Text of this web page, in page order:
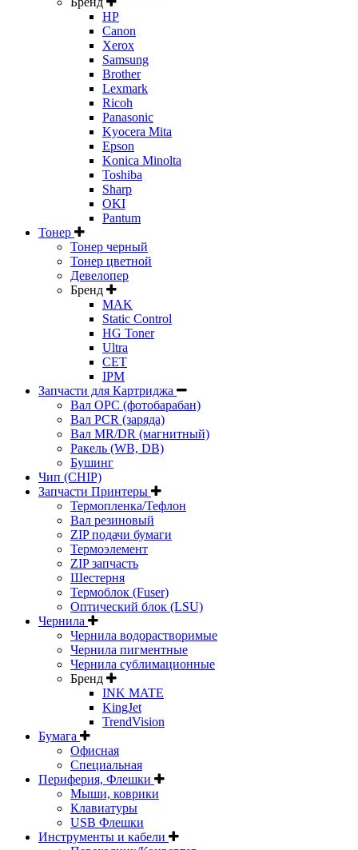
HP
Canon
Xerox
Samsung
Brother
Lexmark
Ricoh
Panasonic
Kyocera Mita
Epson
Konica Minolta
Toshiba
Sharp
OKI
Pantum
Тонер
Тонер черный
Тонер цветной
Девелопер
Бренд
MAK
Static Control
HG Toner
Ultra
CET
IPM
Запчасти для Картриджа
Вал OPC (фотобарабан)
Вал PCR (заряда)
Вал MR/DR (магнитный)
Ракель (WB, DB)
Бушинг
Чип (CHIP)
Запчасти Принтеры
Термопленка/Тефлон
Вал резиновый
ZIP подачи бумаги
Термоэлемент
ZIP запчасть
Шестерня
Термоблок (Fuser)
Оптический блок (LSU)
Чернила
Чернила водорастворимые
Чернила пигментные
Чернила сублимационные
Бренд
INK MATE
KingJet
TrendVision
Бумага
Офисная
Специальная
Периферия, Флешки
Мыши, коврики
Клавиатуры
USB Флешки
Инструменты и кабели